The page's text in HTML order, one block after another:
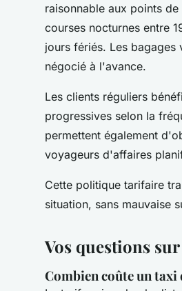
raisonnable aux points
courses nocturnes entre
jours fériés. Les
négocié à l'avance.
Les clients réguliers
progressives selon la
permettent également
voyageurs d'affaires
Cette politique tarifaire
situation, sans mauvaise
Vos questions
Combien coûte un taxi